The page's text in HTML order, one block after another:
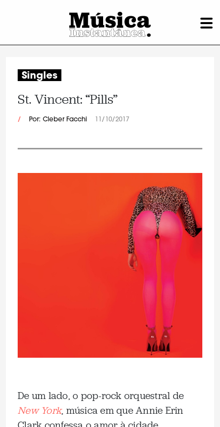
Singles
St. Vincent: “Pills”
/ Por: Cleber Facchi 11/10/2017
De um lado, o pop-rock orquestral de
New York, música em que Annie Erin